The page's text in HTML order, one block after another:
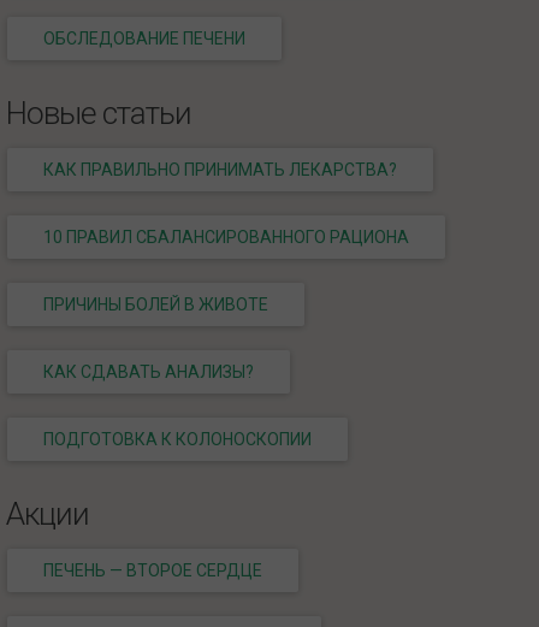
ОБСЛЕДОВАНИЕ ПЕЧЕНИ
Новые статьи
КАК ПРАВИЛЬНО ПРИНИМАТЬ ЛЕКАРСТВА?
10 ПРАВИЛ СБАЛАНСИРОВАННОГО РАЦИОНА
ПРИЧИНЫ БОЛЕЙ В ЖИВОТЕ
КАК СДАВАТЬ АНАЛИЗЫ?
ПОДГОТОВКА К КОЛОНОСКОПИИ
Акции
ПЕЧЕНЬ — ВТОРОЕ СЕРДЦЕ